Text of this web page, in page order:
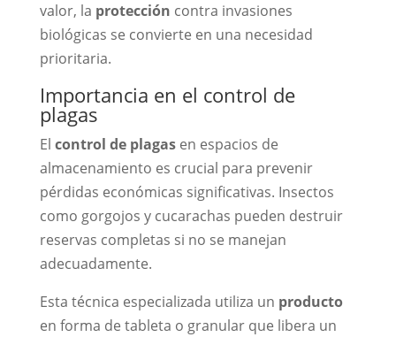
valor, la protección contra invasiones
biológicas se convierte en una necesidad
prioritaria.
Importancia en el control de
plagas
El control de plagasen espacios de
almacenamiento es crucial para prevenir
pérdidas económicas significativas. Insectos
como gorgojos y cucarachas pueden destruir
reservas completas si no se manejan
adecuadamente.
Esta técnica especializada utiliza un producto
en forma de tableta o granular que libera un